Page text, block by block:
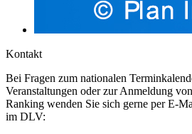
Kontakt
Bei Fragen zum nationalen
Veranstaltungen oder zur Anmeldung
Ranking wenden Sie sich gerne per E-
im DLV: